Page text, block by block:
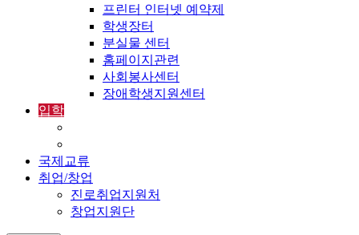
프린터 인터넷 예약제
학생장터
분실물 센터
홈페이지관련
사회봉사센터
장애학생지원센터
입학
국제교류
취업/창업
진로취업지원처
창업지원단